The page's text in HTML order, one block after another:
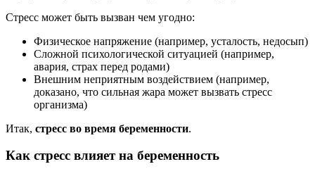
Стресс может быть вызван чем угодно:
Физическое напряжение (например, усталость, недосып)
Сложной психологической ситуацией (например,
авария, страх перед родами)
Внешним неприятным воздействием (например,
доказано, что сильная жара может вызвать стресс
организма)
Итак, стресс во время беременности.
Как стресс влияет на беременность